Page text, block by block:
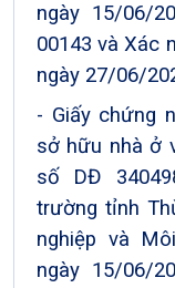
ngày 15/06/
00143 và Xác
ngày 27/06/
- Giấy chứng
sở hữu nhà ở
số DĐ
trường tỉnh
nghiệp và
ngày 15/06/